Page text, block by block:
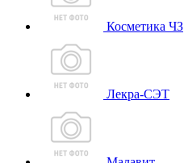
Косметика ЧЗ
Лекра-СЭТ